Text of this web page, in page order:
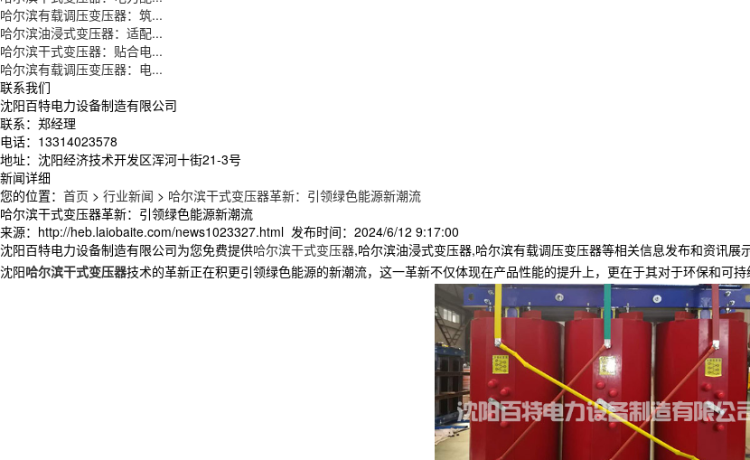
哈尔滨有载调压变压器：筑...
哈尔滨油浸式变压器：适配...
哈尔滨干式变压器：贴合电...
哈尔滨有载调压变压器：电...
联系我们
沈阳百特电力设备制造有限公司
联系：郑经理
电话：13314023578
地址：沈阳经济技术开发区浑河十街21-3号
新闻详细
您的位置： 首页 > 行业新闻 > 哈尔滨干式变压器革新：引领绿色能源新潮流
哈尔滨干式变压器革新：引领绿色能源新潮流
来源：http://heb.laiobaite.com/news1023327.html 发布时间：2024/6/12 9:17:00
沈阳百特电力设备制造有限公司为您免费提供哈尔滨干式变压器,哈尔滨油浸式变压器,哈尔滨有载调压变压器等相关信息发布和资讯展
沈阳哈尔滨干式变压器技术的革新正在积更引领绿色能源的新潮流，这一革新不仅体现在产品性能的提升上，更在于其对于环保和可